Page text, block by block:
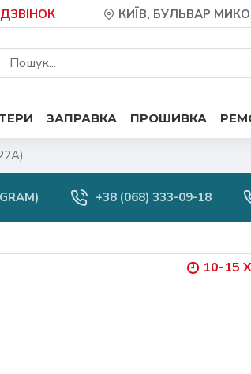
КИЇВ, БУЛЬВАР
ЗАПРАВКА ПРОШИВКА
+38 (068) 333-09-18
10-15